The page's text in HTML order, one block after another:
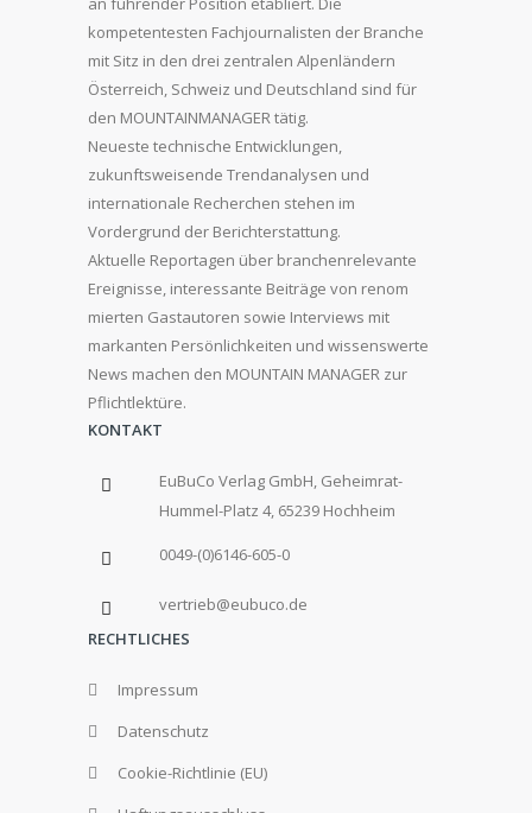
kompetentesten Fachjournalisten der Branche
mit Sitz in den drei zentralen Alpenländern
Österreich, Schweiz und Deutschland sind für
den MOUNTAINMANAGER tätig.
Neueste technische Entwicklungen,
zukunftsweisende Trendanalysen und
internationale Recherchen stehen im
Vordergrund der Berichterstattung.
Aktuelle Reportagen über branchenrelevante
Ereignisse, interessante Beiträge von renom
mierten Gastautoren sowie Interviews mit
markanten Persönlichkeiten und wissenswerte
News machen den MOUNTAIN MANAGER zur
Pflichtlektüre.
KONTAKT
EuBuCo Verlag GmbH, Geheimrat-
Hummel-Platz 4, 65239 Hochheim
0049-(0)6146-605-0
vertrieb@eubuco.de
RECHTLICHES
Impressum
Datenschutz
Cookie-Richtlinie (EU)